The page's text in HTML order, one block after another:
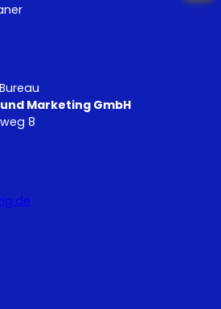
Marketing GmbH
8